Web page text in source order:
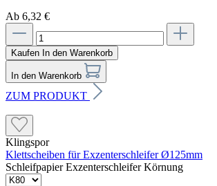
Ab 6,32 €
Kaufen In den Warenkorb
In den Warenkorb
ZUM PRODUKT
Klingspor
Klettscheiben für Exzenterschleifer Ø125mm
Schleifpapier Exzenterschleifer Körnung